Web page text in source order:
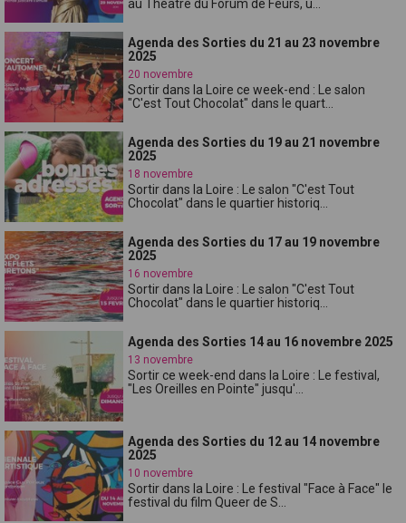
au Théâtre du Forum de Feurs, u...
Agenda des Sorties du 21 au 23 novembre
2025
20 novembre
Sortir dans la Loire ce week-end : Le salon
"C'est Tout Chocolat" dans le quart...
Agenda des Sorties du 19 au 21 novembre
2025
18 novembre
Sortir dans la Loire : Le salon "C'est Tout
Chocolat" dans le quartier historiq...
Agenda des Sorties du 17 au 19 novembre
2025
16 novembre
Sortir dans la Loire : Le salon "C'est Tout
Chocolat" dans le quartier historiq...
Agenda des Sorties 14 au 16 novembre 2025
13 novembre
Sortir ce week-end dans la Loire : Le festival,
"Les Oreilles en Pointe" jusqu'...
Agenda des Sorties du 12 au 14 novembre
2025
10 novembre
Sortir dans la Loire : Le festival "Face à Face" le
festival du film Queer de S...